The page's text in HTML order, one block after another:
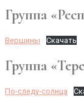
Группа
Вершины Скачать
Группа
По-следу-солнца